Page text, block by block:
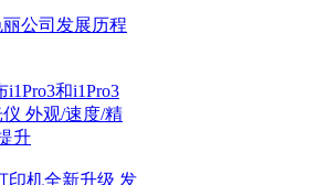
公司发展历程
和i1Pro3
外观/速度/精
升
印机全新升级 发